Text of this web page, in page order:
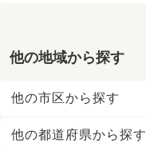
他の地域から探す
他の市区から探す
他の都道府県から探す